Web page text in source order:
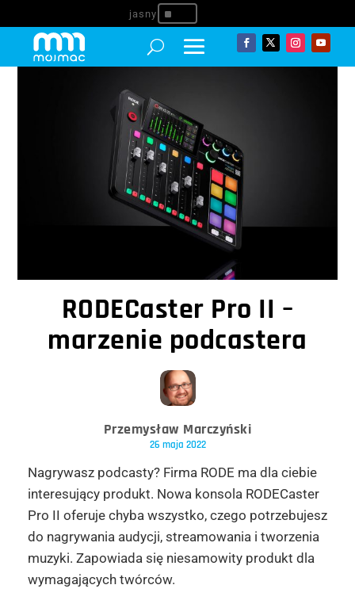
^
RODECaster Pro II –
marzenie podcastera
Przemysław Marczyński
26 maja 2022
Nagrywasz podcasty? Firma RODE ma dla ciebie
interesujący produkt. Nowa konsola RODECaster
Pro II oferuje chyba wszystko, czego potrzebujesz
do nagrywania audycji, streamowania i tworzenia
muzyki. Zapowiada się niesamowity produkt dla
wymagających twórców.